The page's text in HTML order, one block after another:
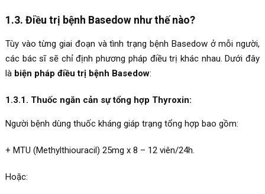
1.3. Điều trị bệnh Basedow như thế nào?
Tùy vào từng giai đoạn và tình trạng bệnh Basedow ở mỗi người,
các bác sĩ sẽ chỉ định phương pháp điều trị khác nhau. Dưới đây
là biện pháp điều trị bệnh Basedow:
1.3.1. Thuốc ngăn cản sự tổng hợp Thyroxin:
Người bệnh dùng thuốc kháng giáp trạng tổng hợp bao gồm:
+ MTU (Methylthiouracil) 25mg x 8 – 12 viên/24h.
Hoặc: